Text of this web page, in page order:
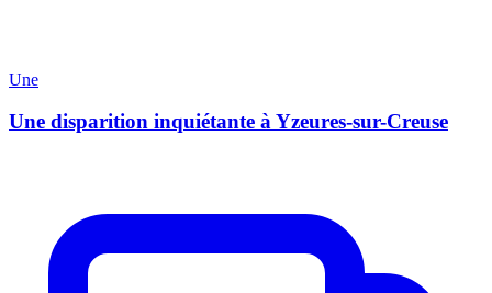
Une
Une disparition inquiétante à Yzeures-sur-Creuse